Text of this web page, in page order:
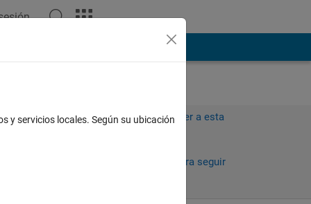
Iniciar sesión para responder a esta
Iniciar sesión para seguir
y servicios locales. Según su ubicación